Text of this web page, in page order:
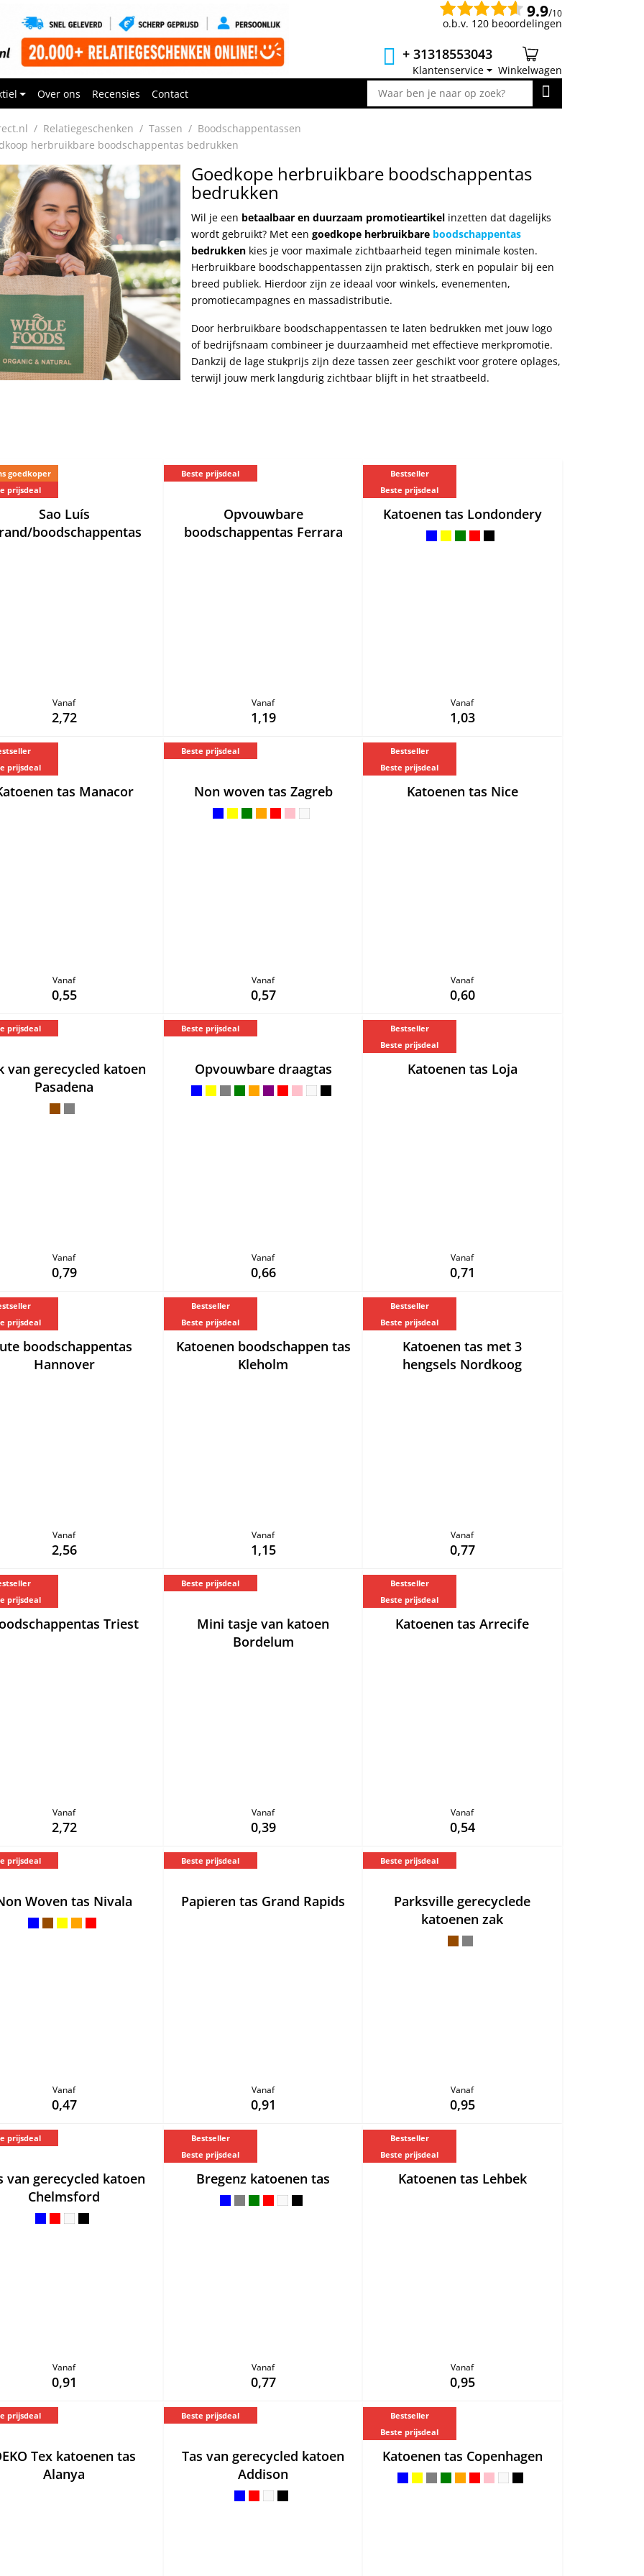
9.9/10
o.b.v. 120 beoordelingen
+ 31318553043
Klantenservice
Winkelwagen
Over ons Recensies Contact
Relatiegeschenken Tassen
Boodschappentassen
herbruikbare boodschappentas bedrukken
Goedkope herbruikbare boodschappentas
bedrukken
Wil je een betaalbaar en duurzaam promotieartikel inzetten dat dagelijks
wordt gebruikt? Met een goedkope herbruikbare boodschappentas
bedrukken kies je voor maximale zichtbaarheid tegen minimale kosten.
Herbruikbare boodschappentassen zijn praktisch, sterk en populair bij een
breed publiek. Hierdoor zijn ze ideaal voor winkels, evenementen,
promotiecampagnes en massadistributie.
Door herbruikbare boodschappentassen te laten bedrukken met jouw logo
of bedrijfsnaam combineer je duurzaamheid met effectieve merkpromotie.
Dankzij de lage stukprijs zijn deze tassen zeer geschikt voor grotere oplages,
terwijl jouw merk langdurig zichtbaar blijft in het straatbeeld.
goedkoper
prijsdeal
Sao Luís
boodschappentas
Vanaf
2,72
Beste prijsdeal
Opvouwbare
boodschappentas Ferrara
Vanaf
1,19
Bestseller
Beste prijsdeal
Katoenen tas Londondery
Vanaf
1,03
prijsdeal
tas Manacor
Vanaf
0,55
Beste prijsdeal
Non woven tas Zagreb
Vanaf
0,57
Bestseller
Beste prijsdeal
Katoenen tas Nice
Vanaf
0,60
prijsdeal
van gerecycled katoen
Pasadena
Vanaf
0,79
Beste prijsdeal
Opvouwbare draagtas
Vanaf
0,66
Bestseller
Beste prijsdeal
Katoenen tas Loja
Vanaf
0,71
prijsdeal
boodschappentas
Hannover
Vanaf
2,56
Bestseller
Beste prijsdeal
Katoenen boodschappen tas
Kleholm
Vanaf
1,15
Bestseller
Beste prijsdeal
Katoenen tas met 3
hengsels Nordkoog
Vanaf
0,77
prijsdeal
Triest
Vanaf
2,72
Beste prijsdeal
Mini tasje van katoen
Bordelum
Vanaf
0,39
Bestseller
Beste prijsdeal
Katoenen tas Arrecife
Vanaf
0,54
prijsdeal
Woven tas Nivala
Vanaf
0,47
Beste prijsdeal
Papieren tas Grand Rapids
Vanaf
0,91
Beste prijsdeal
Parksville gerecyclede
katoenen zak
Vanaf
0,95
prijsdeal
van gerecycled katoen
Chelmsford
Vanaf
0,91
Bestseller
Beste prijsdeal
Bregenz katoenen tas
Vanaf
0,77
Bestseller
Beste prijsdeal
Katoenen tas Lehbek
Vanaf
0,95
prijsdeal
Tex katoenen tas
Alanya
Beste prijsdeal
Tas van gerecycled katoen
Addison
Bestseller
Beste prijsdeal
Katoenen tas Copenhagen